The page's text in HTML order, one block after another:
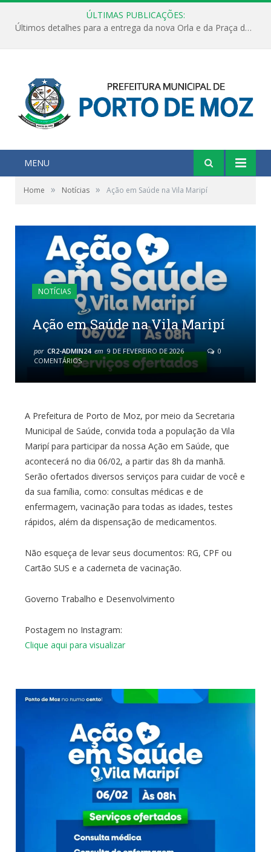
ÚLTIMAS PUBLICAÇÕES:
Últimos detalhes para a entrega da nova Orla e da Praça do Praião
MENU
Home » Notícias » Ação em Saúde na Vila Maripí
NOTÍCIAS
Ação em Saúde na Vila Maripí
por CR2-ADMIN24 em 9 DE FEVEREIRO DE 2026
0
COMENTÁRIOS
A Prefeitura de Porto de Moz, por meio da Secretaria
Municipal de Saúde, convida toda a população da Vila
Maripí para participar da nossa Ação em Saúde, que
acontecerá no dia 06/02, a partir das 8h da manhã.
Serão ofertados diversos serviços para cuidar de você e
da sua família, como: consultas médicas e de
enfermagem, vacinação para todas as idades, testes
rápidos, além da dispensação de medicamentos.
Não esqueça de levar seus documentos: RG, CPF ou
Cartão SUS e a caderneta de vacinação.
Governo Trabalho e Desenvolvimento
Postagem no Instagram:
Clique aqui para visualizar